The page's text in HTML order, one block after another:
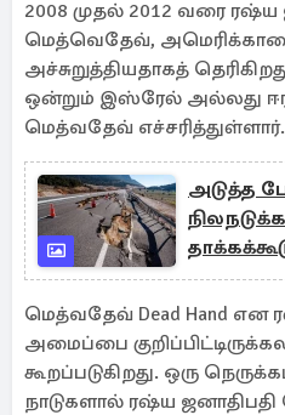
2008 முதல் 2012 வரை ரஷ்ய
மெத்வெதேவ்,
அச்சுறுத்தியதாகத்
ஒன்றும் இஸ்ரேல் அல்லது
மெத்வதேவ் எச்சரித்துள்ளார்.
அடுத்த
மெத்வதேவ் Dead Hand
அமைப்பை
கூறப்படுகிறது. ஒரு
நாடுகளால் ரஷ்ய